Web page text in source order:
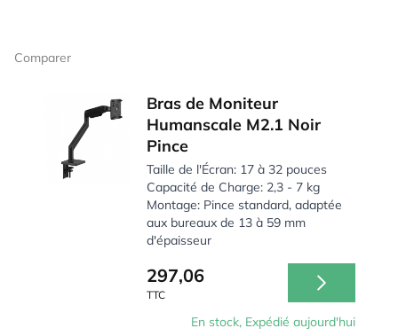
Comparer
Bras de Moniteur
Humanscale M2.1 Noir
Pince
Taille de l'Écran: 17 à 32 pouces
Capacité de Charge: 2,3 - 7 kg
Montage: Pince standard, adaptée
aux bureaux de 13 à 59 mm
d'épaisseur
297,06
TTC
En stock, Expédié aujourd'hui